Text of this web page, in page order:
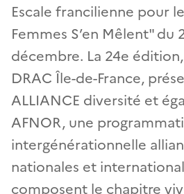
Escale francilienne pour
Femmes S’en Mêlent"
décembre. La 24e
DRAC Île-de-France,
ALLIANCE diversité et
AFNOR, une
intergénérationnelle
nationales et
composent le chapitre